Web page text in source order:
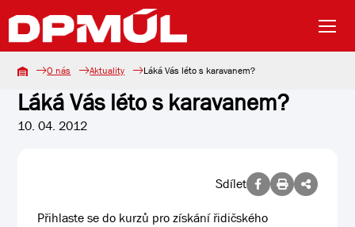
O nás Aktuality Láká Vás léto s karavanem?
Láká Vás léto s karavanem?
10. 04. 2012
Sdílet
Přihlaste se do kurzů pro získání řidičského